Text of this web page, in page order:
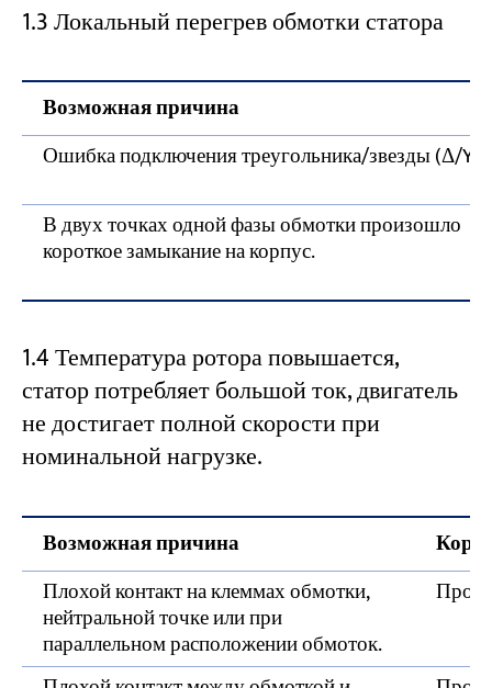
1.3 Локальный перегрев обмотки статора
Возможная причина
Ошибка подключения треугольника/звезды (Δ/Y)
В двух точках одной фазы обмотки произошло
короткое замыкание на корпус.
1.4 Температура ротора повышается,
статор потребляет большой ток, двигатель
не достигает полной скорости при
номинальной нагрузке.
Возможная причина
Плохой контакт на клеммах обмотки,
нейтральной точке или при
параллельном расположении обмоток.